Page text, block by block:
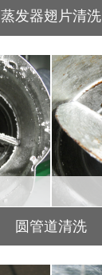
蒸发器翅片清洗
圆管道清洗